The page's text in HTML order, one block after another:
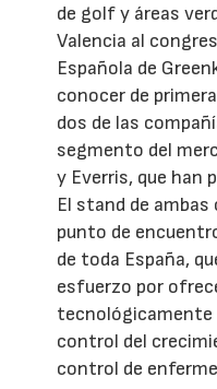
de golf y áreas
Valencia al
Española de
conocer de
dos de las
segmento del
y Everris, que han
El stand de
punto de
de toda España,
esfuerzo por
tecnológicamente
control del
control de